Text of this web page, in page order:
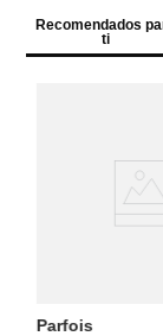
Recomendados
ti
Parfois